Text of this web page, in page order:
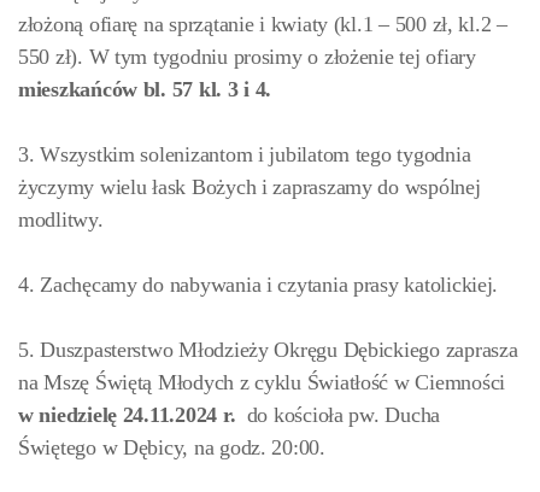
złożoną ofiarę na sprzątanie i kwiaty (kl.1 – 500 zł, kl.2 –
550 zł). W tym tygodniu prosimy o złożenie tej ofiary
mieszkańców bl. 57 kl. 3 i 4.
3. Wszystkim solenizantom i jubilatom tego tygodnia
życzymy wielu łask Bożych i zapraszamy do wspólnej
modlitwy.
4. Zachęcamy do nabywania i czytania prasy katolickiej.
5. Duszpasterstwo Młodzieży Okręgu Dębickiego zaprasza
na Mszę Świętą Młodych z cyklu Światłość w Ciemności
w niedzielę 24.11.2024 r. do kościoła pw. Ducha
Świętego w Dębicy, na godz. 20:00.